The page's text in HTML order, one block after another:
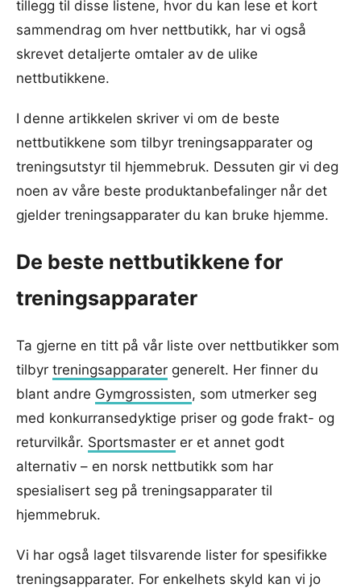
tillegg til disse listene, hvor du kan lese et kort
sammendrag om hver nettbutikk, har vi også
skrevet detaljerte omtaler av de ulike
nettbutikkene.
I denne artikkelen skriver vi om de beste
nettbutikkene som tilbyr treningsapparater og
treningsutstyr til hjemmebruk. Dessuten gir vi deg
noen av våre beste produktanbefalinger når det
gjelder treningsapparater du kan bruke hjemme.
De beste nettbutikkene for
treningsapparater
Ta gjerne en titt på vår liste over nettbutikker som
tilbyr treningsapparater generelt. Her finner du
blant andre Gymgrossisten, som utmerker seg
med konkurransedyktige priser og gode frakt- og
returvilkår. Sportsmaster er et annet godt
alternativ – en norsk nettbutikk som har
spesialisert seg på treningsapparater til
hjemmebruk.
Vi har også laget tilsvarende lister for spesifikke
treningsapparater. For enkelhets skyld kan vi jo